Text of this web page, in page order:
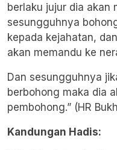
berlaku jujur dia akan
sesungguhnya
kepada kejahatan,
akan memandu ke
Dan sesungguhnya
berbohong maka dia
pembohong.” (HR
Kandungan Hadis: